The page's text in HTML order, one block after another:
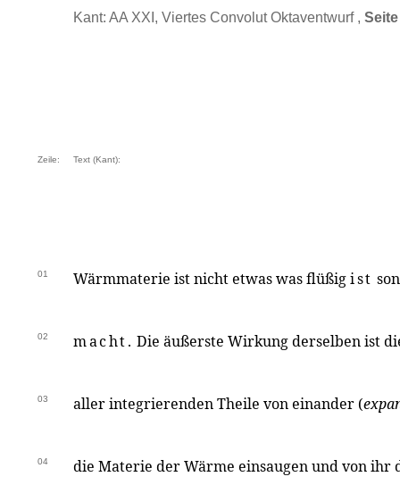
Kant: AA XXI, Viertes Convolut Oktaventwurf ,
Zeile: Text (Kant):
01 Wärmmaterie ist nicht etwas was flüßigist
02 macht. Die äußerste Wirkung derselben ist
03 aller integrierenden Theile von einander (
04 die Materie der Wärme einsaugen und von